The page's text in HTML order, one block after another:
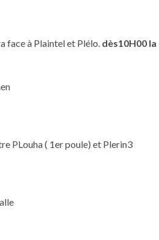
face à Plaintel et Plélo. dès10H00
PLouha ( 1er poule) et Plerin3